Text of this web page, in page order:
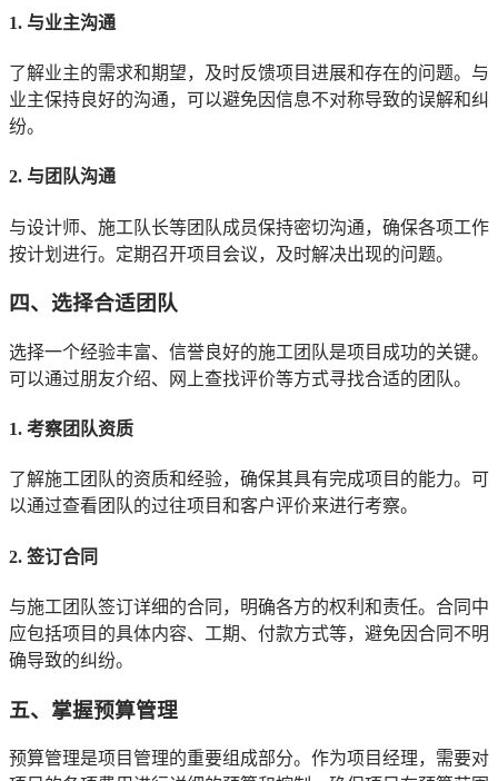
1. 与业主沟通
了解业主的需求和期望，及时反馈项目进展和存在的问题。与
业主保持良好的沟通，可以避免因信息不对称导致的误解和纠
纷。
2. 与团队沟通
与设计师、施工队长等团队成员保持密切沟通，确保各项工作
按计划进行。定期召开项目会议，及时解决出现的问题。
四、选择合适团队
选择一个经验丰富、信誉良好的施工团队是项目成功的关键。
可以通过朋友介绍、网上查找评价等方式寻找合适的团队。
1. 考察团队资质
了解施工团队的资质和经验，确保其具有完成项目的能力。可
以通过查看团队的过往项目和客户评价来进行考察。
2. 签订合同
与施工团队签订详细的合同，明确各方的权利和责任。合同中
应包括项目的具体内容、工期、付款方式等，避免因合同不明
确导致的纠纷。
五、掌握预算管理
预算管理是项目管理的重要组成部分。作为项目经理，需要对